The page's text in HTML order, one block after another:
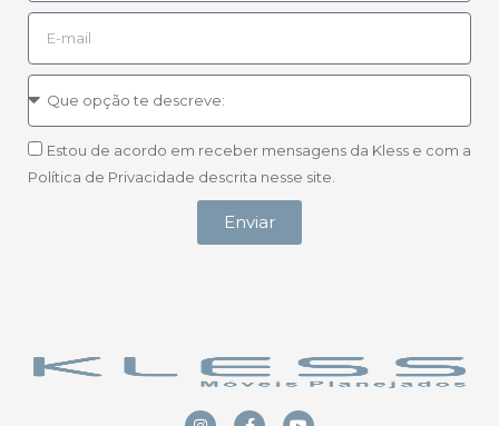
Estou de acordo em receber mensagens da Kless e com a
Política de Privacidade descrita nesse site.
Enviar